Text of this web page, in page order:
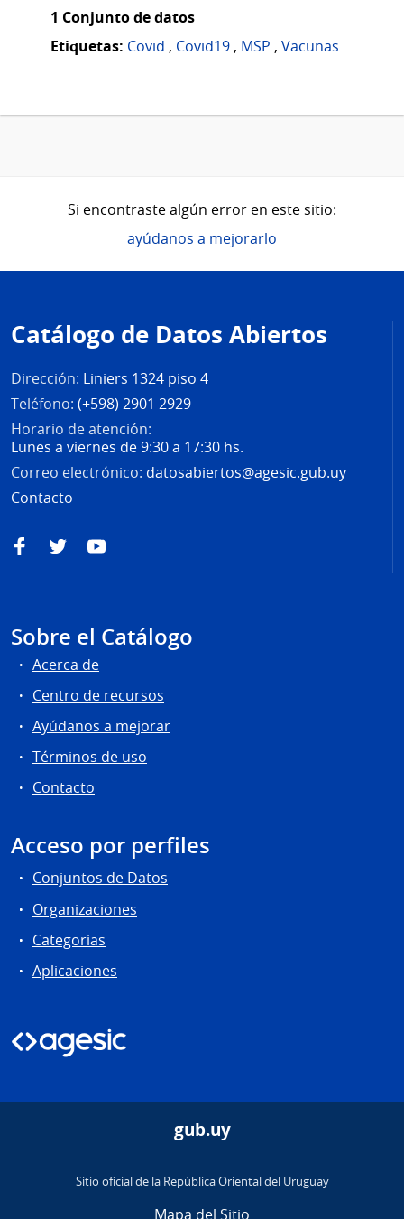
1 Conjunto de datos
Etiquetas: Covid , Covid19, MSP , Vacunas
Si encontraste algún error en este sitio:
ayúdanos a mejorarlo
de
página
Catálogo de Datos Abiertos
Dirección: Liniers 1324 piso 4
Teléfono: (+598) 2901 2929
Horario de atención:
Lunes a viernes de 9:30 a 17:30 hs.
Correo electrónico: datosabiertos@agesic.gub.uy
Contacto
FacebookTwitterYouTube
Sobre el Catálogo
Acerca de
Centro de recursos
Ayúdanos a mejorar
Términos de uso
Contacto
Acceso por perfiles
Conjuntos de Datos
Organizaciones
Categorias
Aplicaciones
gub.uy
Sitio oficial de la República Oriental del Uruguay
Mapa del Sitio